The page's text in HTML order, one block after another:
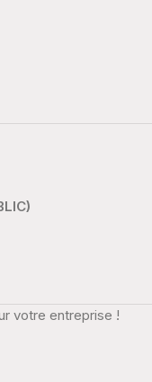
votre entreprise !